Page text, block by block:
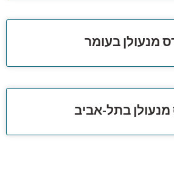
מנעולן בעומר
מנעולן בתל-אביב